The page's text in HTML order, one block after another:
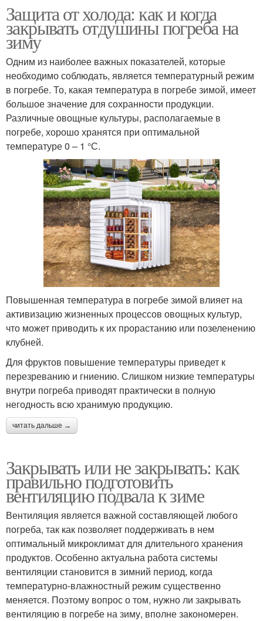
Защита от холода: как и когда
закрывать отдушины погреба на
зиму
Одним из наиболее важных показателей, которые
необходимо соблюдать, является температурный режим
в погребе. То, какая температура в погребе зимой, имеет
большое значение для сохранности продукции.
Различные овощные культуры, располагаемые в
погребе, хорошо хранятся при оптимальной
температуре 0 – 1 °С.
Повышенная температура в погребе зимой влияет на
активизацию жизненных процессов овощных культур,
что может приводить к их прорастанию или позеленению
клубней.
Для фруктов повышение температуры приведет к
перезреванию и гниению. Слишком низкие температуры
внутри погреба приводят практически в полную
негодность всю хранимую продукцию.
читать дальше →
Закрывать или не закрывать: как
правильно подготовить
вентиляцию подвала к зиме
Вентиляция является важной составляющей любого
погреба, так как позволяет поддерживать в нем
оптимальный микроклимат для длительного хранения
продуктов. Особенно актуальна работа системы
вентиляции становится в зимний период, когда
температурно-влажностный режим существенно
меняется. Поэтому вопрос о том, нужно ли закрывать
вентиляцию в погребе на зиму, вполне закономерен.